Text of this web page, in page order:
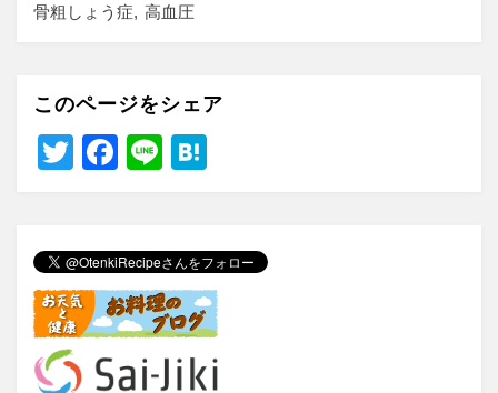
骨粗しょう症
高血圧
このページをシェア
T
er
F
e
b
o
o
Li
n
a